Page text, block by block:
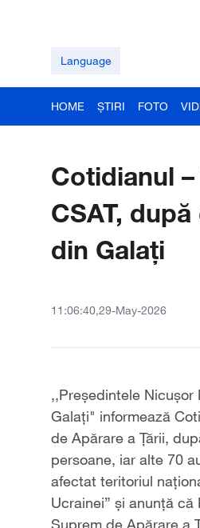
Language
HOME ȘTIRI FOTO
Cotidianul
CSAT,
din Galați
11:06:40,29-May-2026
,,Președintele Nicușor
Galați" informează
de Apărare a Țării,
persoane, iar alte 70
afectat teritoriul
Ucrainei” și anunță
Suprem de Apărare a